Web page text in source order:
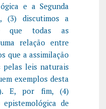
e a Segunda
(3) discutimos a
que todas as
relação entre
que a assimilação
pelas leis naturais
exemplos desta
E, por fim, (4)
de